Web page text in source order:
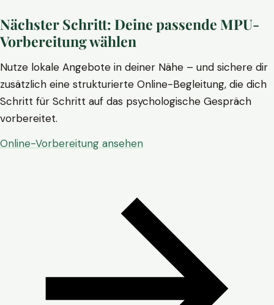
Nächster Schritt: Deine passende MPU-
Vorbereitung wählen
Nutze lokale Angebote in deiner Nähe – und sichere dir
zusätzlich eine strukturierte Online-Begleitung, die dich
Schritt für Schritt auf das psychologische Gespräch
vorbereitet.
Online-Vorbereitung ansehen